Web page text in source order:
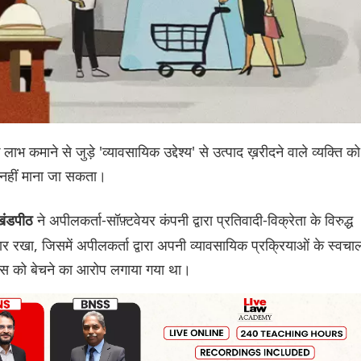
कमाने से जुड़े 'व्यावसायिक उद्देश्य' से उत्पाद ख़रीदने वाले व्यक्ति को
माना जा सकता।
ने अपीलकर्ता-सॉफ़्टवेयर कंपनी द्वारा प्रतिवादी-विक्रेता के विरुद्ध
जिसमें अपीलकर्ता द्वारा अपनी व्यावसायिक प्रक्रियाओं के
को बेचने का आरोप लगाया गया था।